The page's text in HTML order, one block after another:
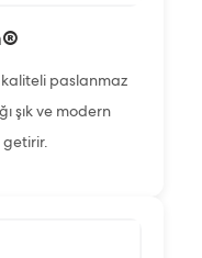
paslanmaz
şık ve modern